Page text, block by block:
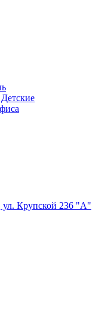
Детские
ул. Крупской 236 "А"